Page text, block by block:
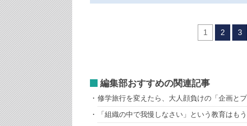
1 2 3
編集部おすすめの関連記事
修学旅行を変えたら、大人顔負けの「企画と
「組織の中で我慢しなさい」という教育はも